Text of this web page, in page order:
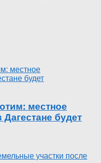
местное
будет